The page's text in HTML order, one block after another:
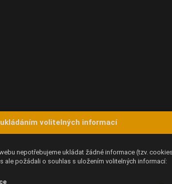
volitelných informací
nepotřebujeme ukládat žádné informace (tzv.
ale požádali o souhlas s uložením volitelných informací: